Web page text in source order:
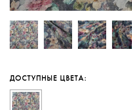
ДОСТУПНЫЕ ЦВЕТА: